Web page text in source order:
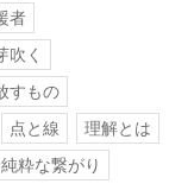
者
吹く
すもの
点と線
理解とは
純粋な繋がり